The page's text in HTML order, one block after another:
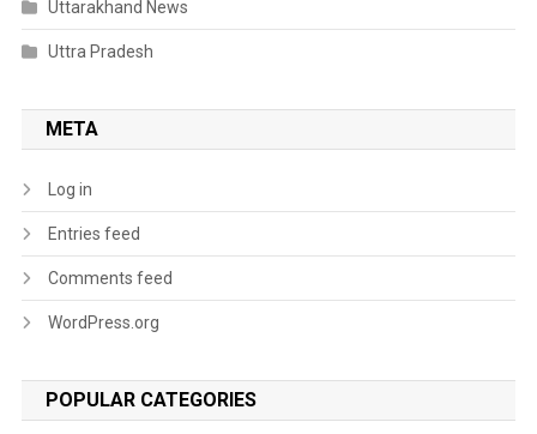
Uttarakhand News
Uttra Pradesh
META
Log in
Entries feed
Comments feed
WordPress.org
POPULAR CATEGORIES